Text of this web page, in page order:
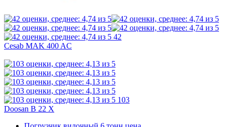
42
Cesab MAK 400 AC
103
Doosan B 22 X